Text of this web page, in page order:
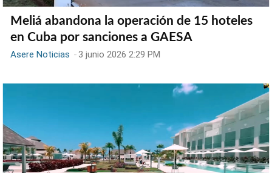
Meliá abandona la operación de 15 hoteles
en Cuba por sanciones a GAESA
Asere Noticias - 3 junio 2026 2:29 PM